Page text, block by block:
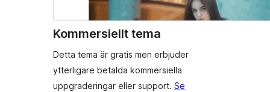
Kommersiellt tema
Detta tema är gratis men erbjuder
ytterligare betalda kommersiella
uppgraderingar eller support. Se